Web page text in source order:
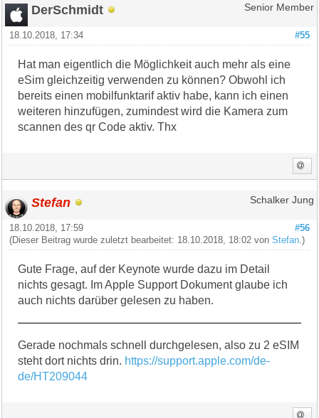
DerSchmidt Senior Member
#55
18.10.2018, 17:34
Hat man eigentlich die Möglichkeit auch mehr als eine
eSim gleichzeitig verwenden zu können? Obwohl ich
bereits einen mobilfunktarif aktiv habe, kann ich einen
weiteren hinzufügen, zumindest wird die Kamera zum
scannen des qr Code aktiv. Thx
Stefan Schalker Jung
#56
18.10.2018, 17:59
(Dieser Beitrag wurde zuletzt bearbeitet: 18.10.2018, 18:02 vonStefan .)
Gute Frage, auf der Keynote wurde dazu im Detail
nichts gesagt. Im Apple Support Dokument glaube ich
auch nichts darüber gelesen zu haben.
Gerade nochmals schnell durchgelesen, also zu 2 eSIM
steht dort nichts drin. https://support.apple.com/de-
de/HT209044